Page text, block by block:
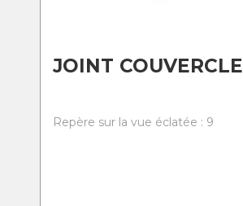
JOINT COUVERCLE
Repère sur la vue éclatée : 9